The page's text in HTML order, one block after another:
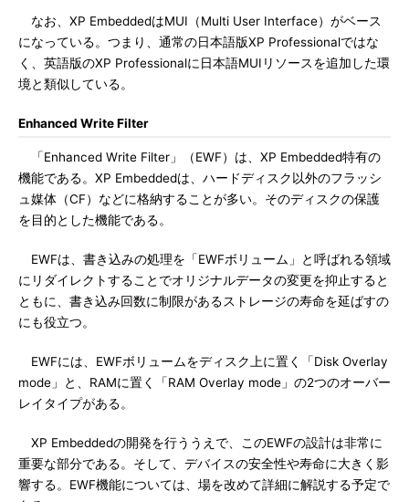
なお、XP EmbeddedはMUI（Multi User Interface）がベース
になっている。つまり、通常の日本語版XP Professionalではな
く、英語版のXP Professionalに日本語MUIリソースを追加した環
境と類似している。
Enhanced Write Filter
「Enhanced Write Filter」（EWF）は、XP Embedded特有の
機能である。XP Embeddedは、ハードディスク以外のフラッシ
ュ媒体（CF）などに格納することが多い。そのディスクの保護
を目的とした機能である。
EWFは、書き込みの処理を「EWFボリューム」と呼ばれる領域
にリダイレクトすることでオリジナルデータの変更を抑止すると
ともに、書き込み回数に制限があるストレージの寿命を延ばすの
にも役立つ。
EWFには、EWFボリュームをディスク上に置く「Disk Overlay
mode」と、RAMに置く「RAM Overlay mode」の2つのオーバー
レイタイプがある。
XP Embeddedの開発を行ううえで、このEWFの設計は非常に
重要な部分である。そして、デバイスの安全性や寿命に大きく影
響する。EWF機能については、場を改めて詳細に解説する予定で